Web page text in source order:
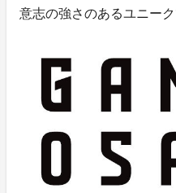
意志の強さのあるユニー